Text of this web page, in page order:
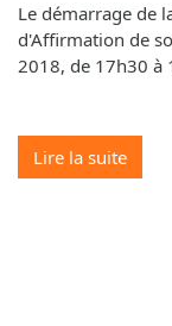
Le démarrage de
d'Affirmation de
2018, de 17h30 à
Lire la suite